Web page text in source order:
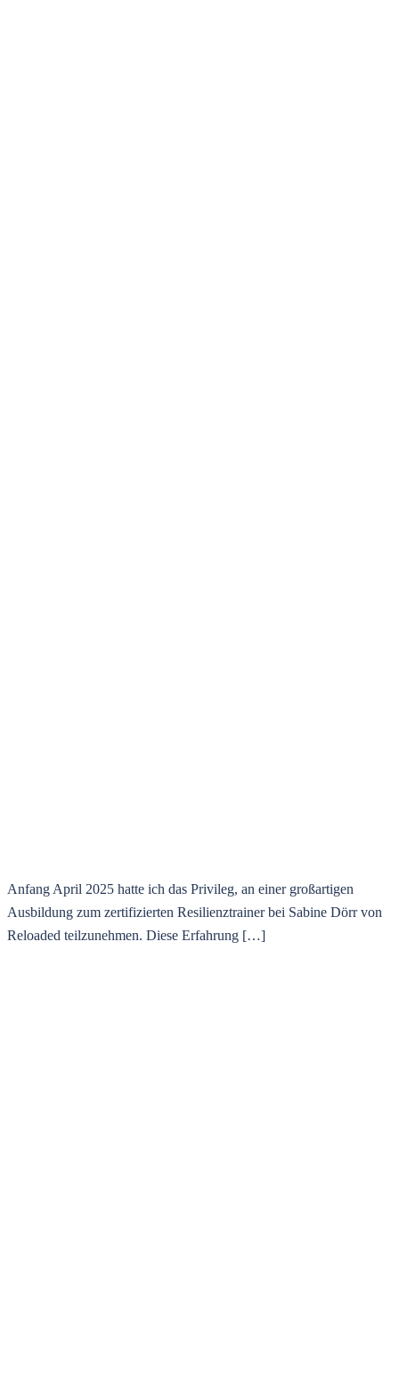
Anfang April 2025 hatte ich das Privileg, an einer großartigen
Ausbildung zum zertifizierten Resilienztrainer bei Sabine Dörr von
Reloaded teilzunehmen. Diese Erfahrung […]